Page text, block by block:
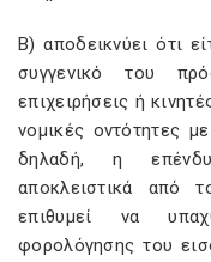
Β) αποδεικνύει ότι
συγγενικό του
επιχειρήσεις ή
νομικές οντότητες
δηλαδή, η
αποκλειστικά από
επιθυμεί να
φορολόγησης του